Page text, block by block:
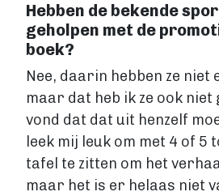
Hebben de bekende
geholpen met de
boek?
Nee, daarin hebben ze niet
maar dat heb ik ze ook niet
vond dat dat uit henzelf
leek mij leuk om met 4 of
tafel te zitten om het
maar het is er helaas niet